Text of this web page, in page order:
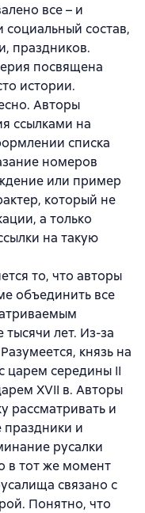
все – и
состав,
праздников.
посвящена
истории.
Авторы
ссылками на
списка
номеров
или пример
который не
а только
на такую
то, что авторы
объединить все
лет. Из-за
князь на
царем середины II
XVII в. Авторы
рассматривать и
праздники и
русалки
в тот же момент
связано с
Понятно, что